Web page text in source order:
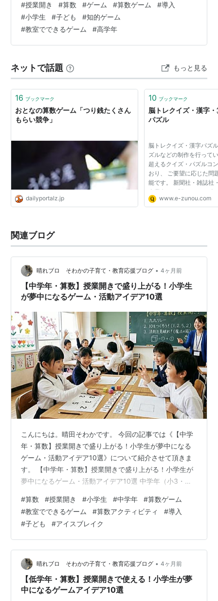
気づかせ、知的好奇心を刺激する 2. 計算の速さだけでは
ない「発想力」を評価し、苦手意識を和らげる 3. 男女や
グループの壁を越えた「知的コミュニケーション」を促
す 【準備不要・論理的思考】授業開きで熱中する算数ゲ
法を見…
#授業開き #算数 #ゲーム #算数ゲーム #導入
#小学生 #子ども #知的ゲーム
#教室でできるゲーム #高学年
ネットで話題 もっと見る
16 ブックマーク
おとなの算数ゲーム「つり銭たくさん
もらい競争」
dailyportalz.jp
10 ブックマーク
脳トレクイズ・漢字
パズル
脳トレクイズ・漢字パズ
ズルなどの制作を行って
超えるクイズ・パズルコ
おり、 ご要望に応じた問
能です。 新聞社・雑誌社
企業向けに脳トレクイズ
イズ動画の制作も承って
www.e-zunou.com
関連ブログ
晴れブロ そわかの子育て・教育応援ブログ • 4ヶ月前
【中学年・算数】授業開きで盛り上がる！小学生
が夢中になるゲーム・活動アイデア10選
こんにちは。晴田そわかです。 今回の記事では《【中学
年・算数】授業開きで盛り上がる！小学生が夢中になる
ゲーム・活動アイデア10選》について紹介させて頂きま
す。 【中学年・算数】授業開きで盛り上がる！小学生が
夢中になるゲーム・活動アイデア10選 中学年（小3・小
九や基礎計算の定着度を遊びの中で確認できる 2. 友達と
協力する力（ギャングエイジへの対応）を育む 3. 「ひら
めき」や「筋道を立てて考える」知的好奇心を刺激する
【準備不要・即実践】授業開きで盛り上がる算数ゲーム4
選 1. 九九リレー ＆ 逆さ九九リレー 2. ぴったり100をつ
く…
#算数 #授業開き #小学生 #中学年 #算数ゲーム
#教室でできるゲーム #算数アクティビティ #導入
#子ども #アイスブレイク
晴れブロ そわかの子育て・教育応援ブログ • 4ヶ月前
【低学年・算数】授業開きで使える！小学生が夢
中になるゲームアイデア10選